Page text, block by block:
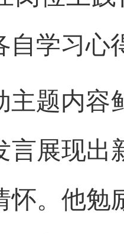
自学习心
主题内容
言展现出
怀。他勉